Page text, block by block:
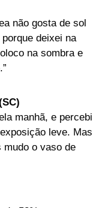
não gosta de sol
deixei na
na sombra e
manhã, e percebi
leve. Mas
mudo o vaso de